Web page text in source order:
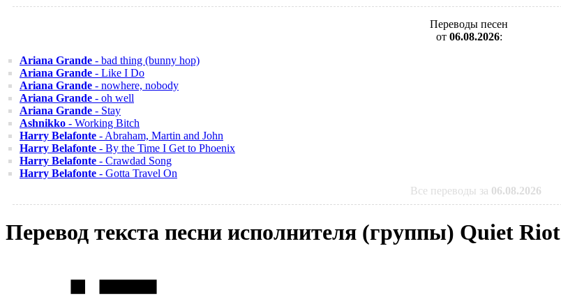
Переводы песен
от 06.08.2026:
Ariana Grande - bad thing (bunny hop)
Ariana Grande - Like I Do
Ariana Grande - nowhere, nobody
Ariana Grande - oh well
Ariana Grande - Stay
Ashnikko - Working Bitch
Harry Belafonte - Abraham, Martin and John
Harry Belafonte - By the Time I Get to Phoenix
Harry Belafonte - Crawdad Song
Harry Belafonte - Gotta Travel On
Все переводы за 06.08.2026
Перевод текста песни исполнителя (группы) Quiet Riot